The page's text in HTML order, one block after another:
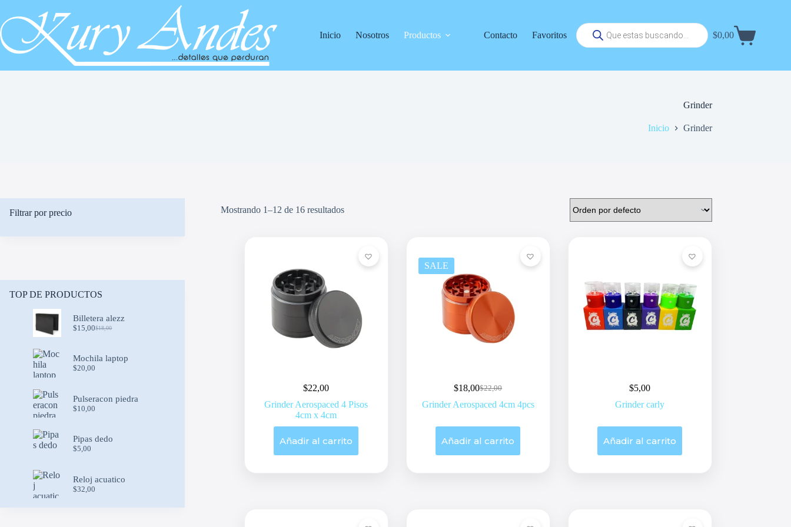
contenido
Inicio
Nosotros Productos Contacto Favoritos
Búsqueda
de
productos
Carrito
$0,00
Grinder
Inicio Grinder
Mostrando 1–12 de 16 resultados
$22,00
Grinder Aerospaced 4 Pisos
4cm x 4cm
Añadir al carrito
SALE
$22,00
Original
price
$22,00.
$18,00Current
price
$18,00.
Grinder Aerospaced 4cm 4pcs
Añadir al carrito
$5,00
Grinder carly
Añadir al carrito
Filtrar por precio
TOP DE PRODUCTOS
Billetera alezz
$18,00
Original
$18,00.
$15,00Current
$15,00.
Mochila laptop
$20,00
Pulseracon piedra
$10,00
Pipas dedo
$5,00
Reloj acuatico
$32,00